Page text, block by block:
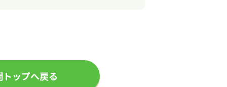
ップへ戻る